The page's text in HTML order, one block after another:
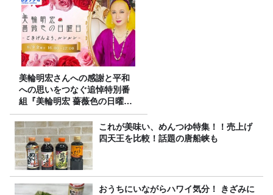
美輪明宏さんへの感謝と平和
への思いをつなぐ追悼特別番
組『美輪明宏 薔薇色の日曜日
～ごきげんよう、ルンルン
～』8/9（日）16時放送これが美味い、めんつゆ特集！！売上げ
四天王を比較！話題の唐船峡も
おうちにいながらハワイ気分！ きざみに